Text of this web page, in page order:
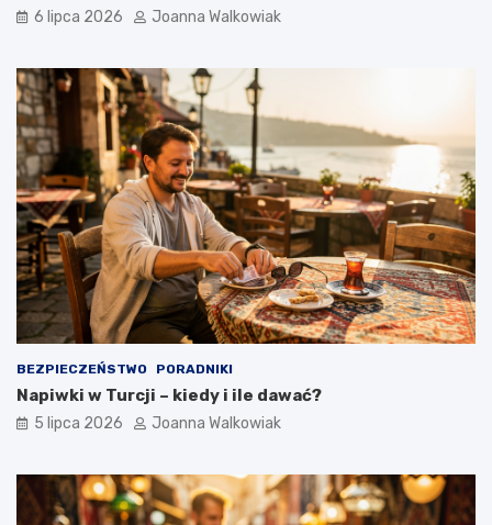
6 lipca 2026 Joanna Walkowiak
BEZPIECZEŃSTWO PORADNIKI
Napiwki w Turcji – kiedy i ile dawać?
5 lipca 2026 Joanna Walkowiak